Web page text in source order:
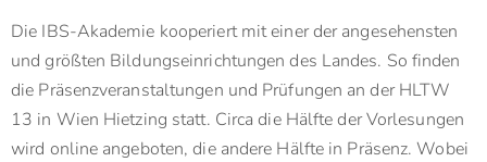
Die IBS-Akademie kooperiert mit einer der angesehensten
und größten Bildungs­ein­rich­tungen des Landes. So finden
die Präsenz­veranstaltungen und Prüfungen an der HLTW
13 in Wien Hietzing statt. Circa die Hälfte der Vorlesungen
wird online angeboten, die andere Hälfte in Präsenz. Wobei